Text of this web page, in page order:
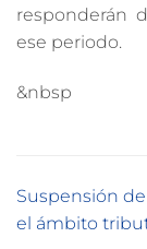
responderán
ese periodo.
&nbsp
Suspensión
el ámbito